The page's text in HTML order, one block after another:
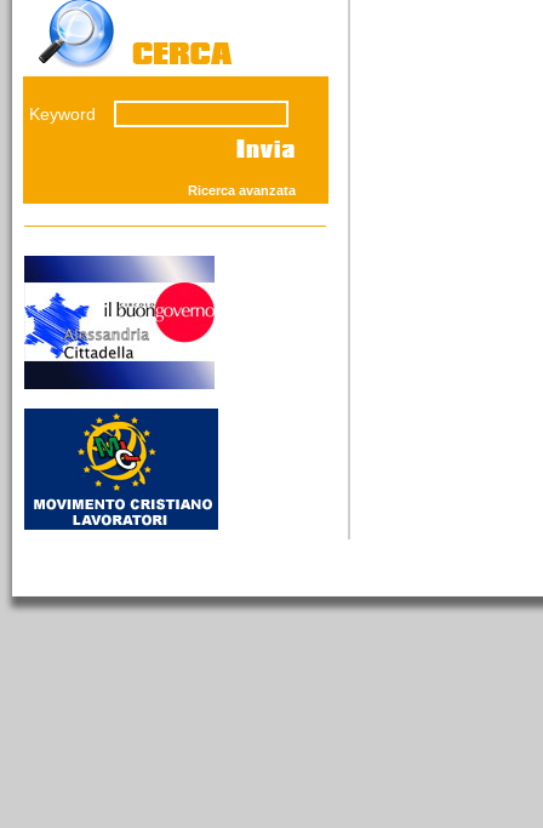
savana giudiziaria
Il fronte del NO presenta
grandi interpreti della
concezione elastica della
custodia cautelare. Mentre
i giovani del SI' andranno
10/03/2026
Lina Borgo Guenna,
educare alla libertà tra
scuola, socialismo e
impegno civile
Da Alessandria24 - LMCA
712 - Dalla Radio alla
stampa - Una donna laica
al servizio dei più piccoli
Keyword
Ricerca avanzata